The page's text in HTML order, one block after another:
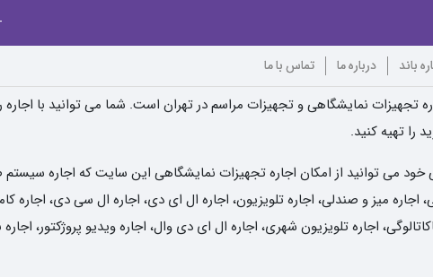
- ۰۲۱-
باند درباره ما تماس با ما
تجهیزات نمایشگاهی و تجهیزات مراسم در تهران است. شما می توانید با
را تهیه کنید.
خود می توانید از امکان اجاره تجهیزات نمایشگاهی این سایت که اجاره سیستم
میز و صندلی، اجاره تلویزیون، اجاره ال ای دی، اجاره ال سی دی، اجاره
اجاره تلویزیون شهری، اجاره ال ای دی وال، اجاره ویدیو پروژکتور،